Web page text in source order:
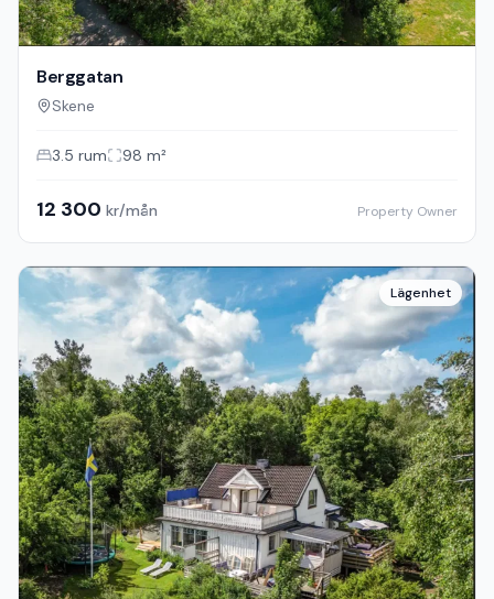
Berggatan
Skene
3.5 rum 98 m²
12 300 kr/mån Property Owner
Lägenhet